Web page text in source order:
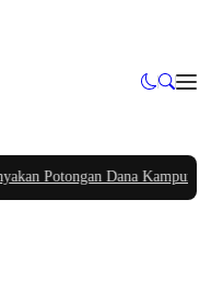
Potongan Dana Kampung